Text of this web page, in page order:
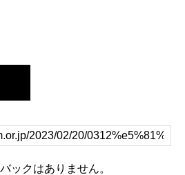
ックはありません。